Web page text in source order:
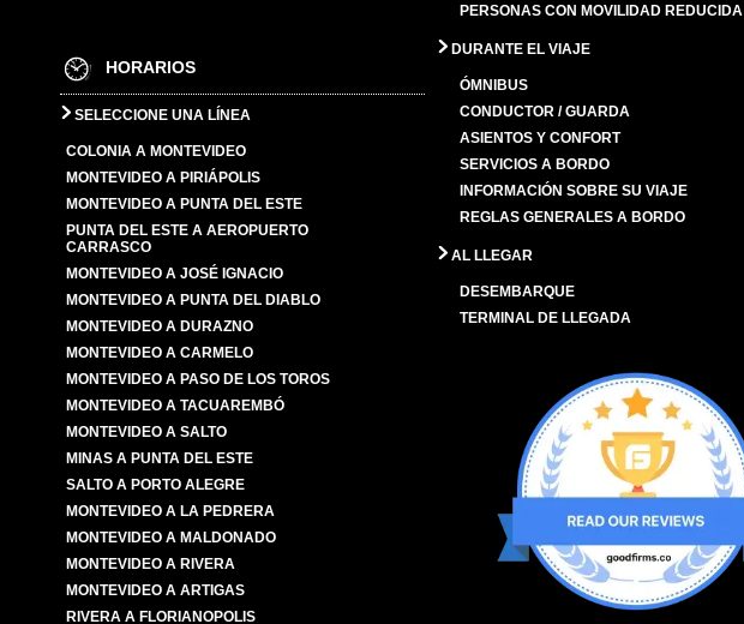
HORARIOS
SELECCIONE UNA LÍNEA
COLONIA A MONTEVIDEO
MONTEVIDEO A PIRIÁPOLIS
MONTEVIDEO A PUNTA DEL ESTE
PUNTA DEL ESTE A AEROPUERTO
CARRASCO
MONTEVIDEO A JOSÉ IGNACIO
MONTEVIDEO A PUNTA DEL DIABLO
MONTEVIDEO A DURAZNO
MONTEVIDEO A CARMELO
MONTEVIDEO A PASO DE LOS TOROS
MONTEVIDEO A TACUAREMBÓ
MONTEVIDEO A SALTO
MINAS A PUNTA DEL ESTE
SALTO A PORTO ALEGRE
MONTEVIDEO A LA PEDRERA
MONTEVIDEO A MALDONADO
MONTEVIDEO A RIVERA
MONTEVIDEO A ARTIGAS
RIVERA A FLORIANOPOLIS
PERSONAS CON MOVILIDAD REDUCIDA
DURANTE EL VIAJE
ÓMNIBUS
CONDUCTOR / GUARDA
ASIENTOS Y CONFORT
SERVICIOS A BORDO
INFORMACIÓN SOBRE SU VIAJE
REGLAS GENERALES A BORDO
AL LLEGAR
DESEMBARQUE
TERMINAL DE LLEGADA